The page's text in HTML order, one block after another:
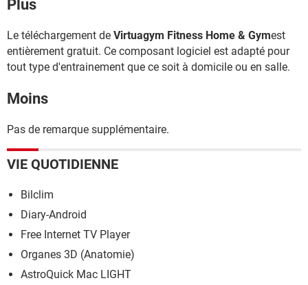
Plus
Le téléchargement de Virtuagym Fitness Home & Gymest
entièrement gratuit. Ce composant logiciel est adapté pour
tout type d'entrainement que ce soit à domicile ou en salle.
Moins
Pas de remarque supplémentaire.
VIE QUOTIDIENNE
Bilclim
Diary-Android
Free Internet TV Player
Organes 3D (Anatomie)
AstroQuick Mac LIGHT